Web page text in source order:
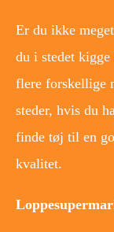
Er du ikke
du i stedet
flere forskellige
steder, hvis du
finde tøj til en
kvalitet.